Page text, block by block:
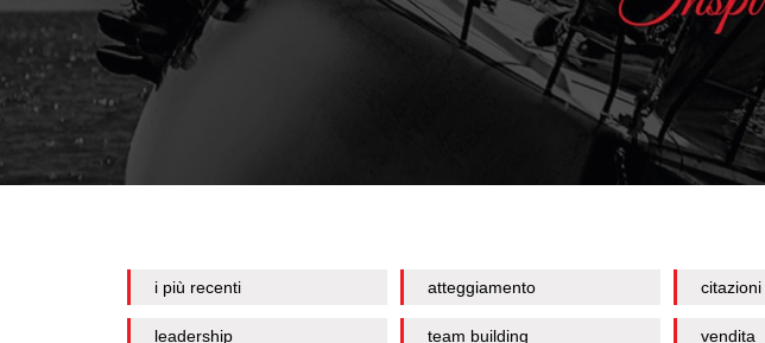
i più recenti atteggiamento citazioni
leadership team building vendita